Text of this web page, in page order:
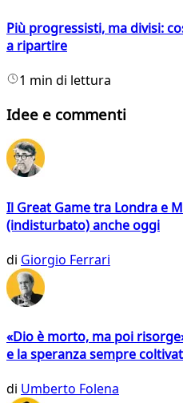
Più progressisti, ma divisi:
a ripartire
1 min di lettura
Idee e commenti
Il Great Game tra Londra e
(indisturbato) anche oggi
di Giorgio Ferrari
«Dio è morto, ma poi
e la speranza sempre
di Umberto Folena